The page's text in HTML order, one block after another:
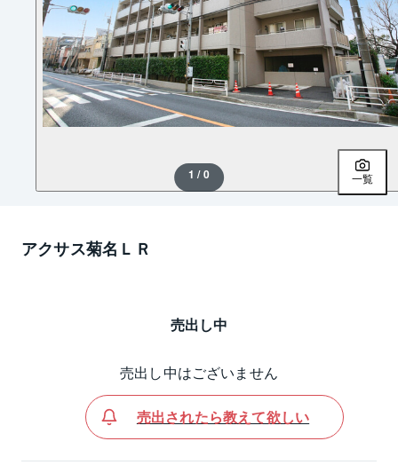
1 / 0 一覧
アクサス菊名ＬＲ
売出し中
売出し中はございません
売出されたら教えて欲しい